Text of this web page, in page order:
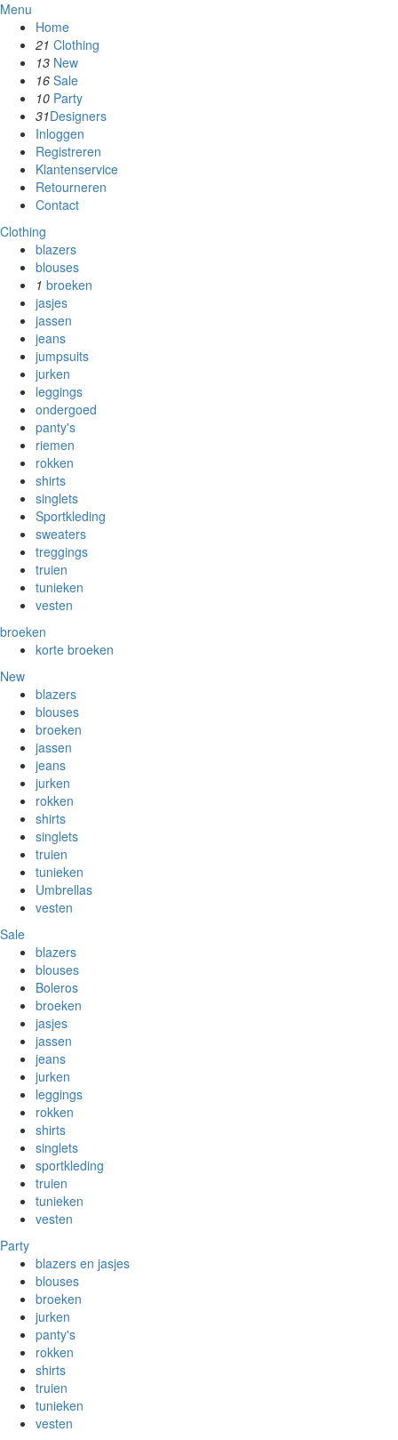
Menu
Home
21 Clothing
13 New
16 Sale
10 Party
31Designers
Inloggen
Registreren
Klantenservice
Retourneren
Contact
Clothing
blazers
blouses
1 broeken
jasjes
jassen
jeans
jumpsuits
jurken
leggings
ondergoed
panty's
riemen
rokken
shirts
singlets
Sportkleding
sweaters
treggings
truien
tunieken
vesten
broeken
korte broeken
New
blazers
blouses
broeken
jassen
jeans
jurken
rokken
shirts
singlets
truien
tunieken
Umbrellas
vesten
Sale
blazers
blouses
Boleros
broeken
jasjes
jassen
jeans
jurken
leggings
rokken
shirts
singlets
sportkleding
truien
tunieken
vesten
Party
blazers en jasjes
blouses
broeken
jurken
panty's
rokken
shirts
truien
tunieken
vesten